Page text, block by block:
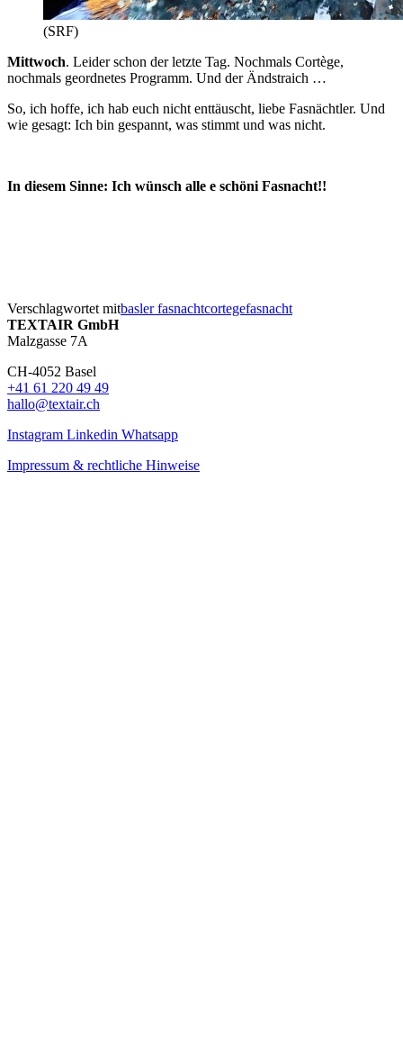
(SRF)
Mittwoch. Leider schon der letzte Tag. Nochmals Cortège,
nochmals geordnetes Programm. Und der Ändstraich …
So, ich hoffe, ich hab euch nicht enttäuscht, liebe Fasnächtler. Und
wie gesagt: Ich bin gespannt, was stimmt und was nicht.
In diesem Sinne: Ich wünsch alle e schöni Fasnacht!!
Verschlagwortet mitbasler fasnachtcortegefasnacht
TEXTAIR GmbH
Malzgasse 7A
CH-4052 Basel
+41 61 220 49 49
hallo@textair.ch
Instagram Linkedin Whatsapp
Impressum & rechtliche Hinweise